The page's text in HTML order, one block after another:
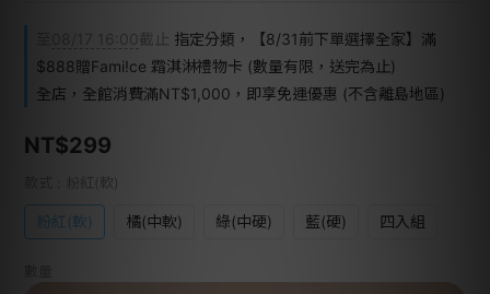
08/17 16:00截止 指定分類，【8/31前下單選擇全家】滿
$888贈Fami!ce 霜淇淋禮物卡 (數量有限，送完為止)
全店，全館消費滿NT$1,000，即享免運優惠 (不含離島地區)
NT$299
: 粉紅(軟)
粉紅(軟) 橘(中軟) 綠(中硬) 藍(硬) 四入組